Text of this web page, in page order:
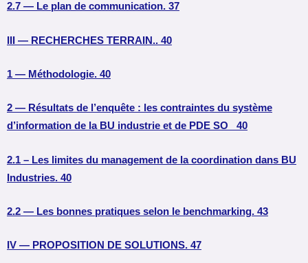
2.7 — Le plan de communication. 37
III — RECHERCHES TERRAIN.. 40
1 — Méthodologie. 40
2 — Résultats de l’enquête : les contraintes du système
d’information de la BU industrie et de PDE SO 40
2.1 – Les limites du management de la coordination dans BU
Industries. 40
2.2 — Les bonnes pratiques selon le benchmarking. 43
IV — PROPOSITION DE SOLUTIONS. 47